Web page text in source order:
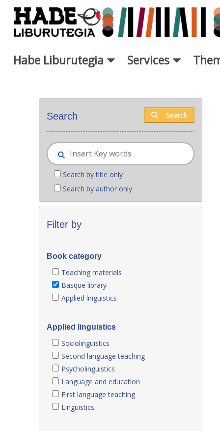
Skip to Main Content
Habe Liburutegia Services
Search Search
Search by title only
Search by author only
Filter by
Book category
Teaching materials
Basque library
Applied linguistics
Applied linguistics
Sociolinguistics
Second language teaching
Psycholinguistics
Language and education
First language teaching
Linguistics